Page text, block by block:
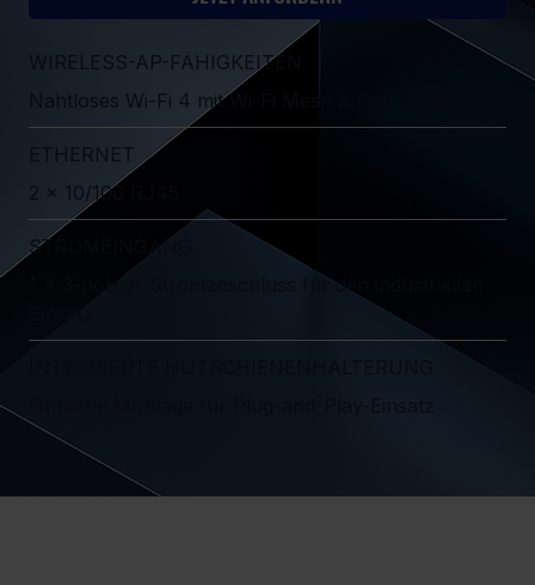
WIRELESS-AP-FÄHIGKEITEN
Nahtloses Wi-Fi 4 mit Wi-Fi Mesh & Fast Roaming
ETHERNET
2 x 10/100 RJ45
STROMEINGANG
1 x 3-poliger Stromanschluss für den industriellen